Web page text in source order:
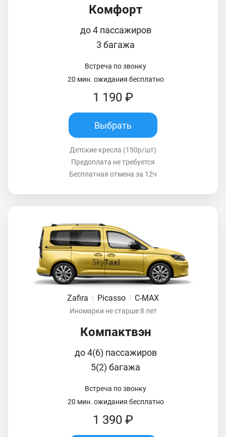
Комфорт
до 4 пассажиров
3 багажа
Встреча по звонку
20 мин. ожидания бесплатно
1 190 ₽
Выбрать
Детские кресла (150р/шт)
Предоплата не требуется
Бесплатная отмена за 12ч
Zafira | Picasso | C-MAX
Иномарки не старше 8 лет
Компактвэн
до 4(6) пассажиров
5(2) багажа
Встреча по звонку
20 мин. ожидания бесплатно
1 390 ₽